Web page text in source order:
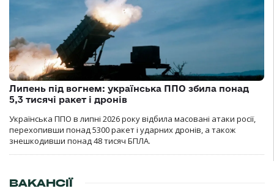
Липень під вогнем: українська ППО збила понад
5,3 тисячі ракет і дронів
Українська ППО в липні 2026 року відбила масовані атаки росії,
перехопивши понад 5300 ракет і ударних дронів, а також
знешкодивши понад 48 тисяч БПЛА.
ВАКАНСІЇ